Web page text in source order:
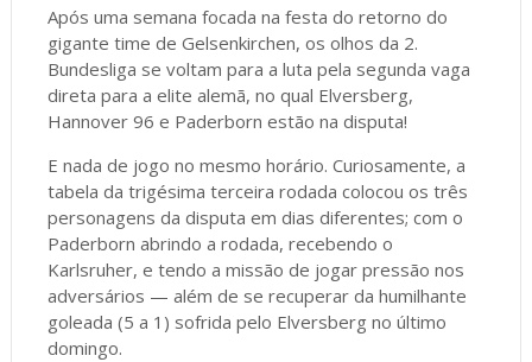
Após uma semana focada na festa do retorno do
gigante time de Gelsenkirchen, os olhos da 2.
Bundesliga se voltam para a luta pela segunda vaga
direta para a elite alemã, no qual Elversberg,
Hannover 96 e Paderborn estão na disputa!
E nada de jogo no mesmo horário. Curiosamente, a
tabela da trigésima terceira rodada colocou os três
personagens da disputa em dias diferentes; com o
Paderborn abrindo a rodada, recebendo o
Karlsruher, e tendo a missão de jogar pressão nos
adversários — além de se recuperar da humilhante
goleada (5 a 1) sofrida pelo Elversberg no último
domingo.